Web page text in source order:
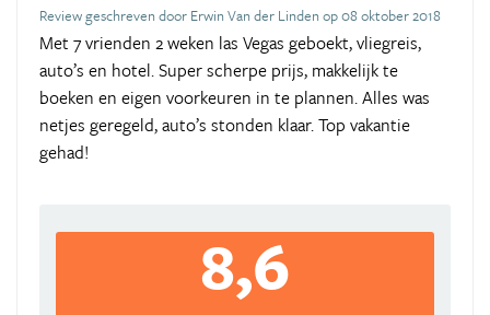
Review geschreven door Erwin Van der Linden op 08 oktober 2018
Met 7 vrienden 2 weken las Vegas geboekt, vliegreis,
auto’s en hotel. Super scherpe prijs, makkelijk te
boeken en eigen voorkeuren in te plannen. Alles was
netjes geregeld, auto’s stonden klaar. Top vakantie
gehad!
8,6